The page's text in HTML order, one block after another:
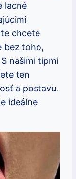
lacné
chcete
bez toho,
našimi tipmi
ten
a postavu.
ideálne